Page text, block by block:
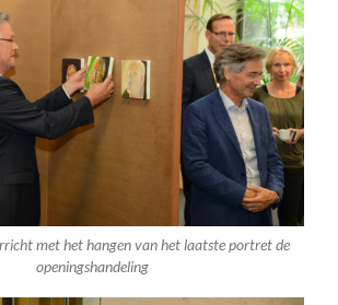
met het hangen van het laatste portret de
openingshandeling